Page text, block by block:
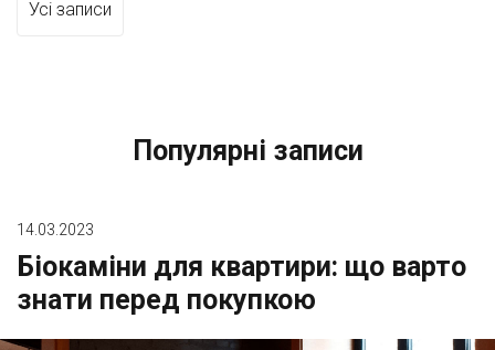
Усі записи
Популярні записи
14.03.2023
Біокаміни для квартири: що варто
знати перед покупкою